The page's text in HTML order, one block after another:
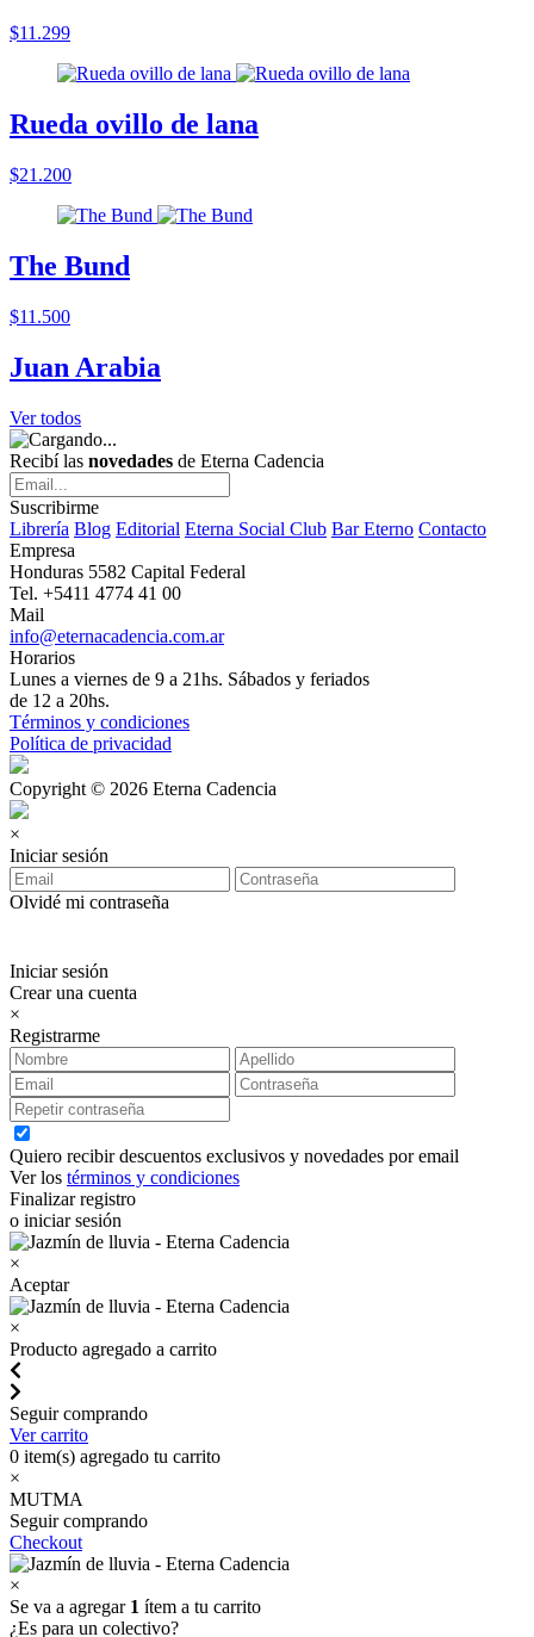
$11.299
Rueda ovillo de lana
$21.200
The Bund
$11.500
Juan Arabia
Ver todos
Recibí las novedades de Eterna Cadencia
Suscribirme
Librería Blog Editorial Eterna Social Club Bar Eterno Contacto
Empresa
Honduras 5582 Capital Federal
Tel. +5411 4774 41 00
Mail
info@eternacadencia.com.ar
Horarios
Lunes a viernes de 9 a 21hs. Sábados y feriados
de 12 a 20hs.
Términos y condiciones
Política de privacidad
Copyright © 2026 Eterna Cadencia
×
Iniciar sesión
Olvidé mi contraseña
Iniciar sesión
Crear una cuenta
×
Registrarme
Quiero recibir descuentos exclusivos y novedades por email
Ver los términos y condiciones
Finalizar registro
o iniciar sesión
×
Aceptar
×
Producto agregado a carrito
Seguir comprando
Ver carrito
0 item(s) agregado tu carrito
×
MUTMA
Seguir comprando
Checkout
×
Se va a agregar 1 ítem a tu carrito
¿Es para un colectivo?